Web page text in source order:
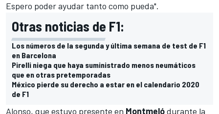
Espero poder ayudar tanto como pueda".
Otras noticias de F1:
Los números de la segunda y última semana de test de F1
en Barcelona
Pirelli niega que haya suministrado menos neumáticos
que en otras pretemporadas
México pierde su derecho a estar en el calendario 2020
de F1
Alonso, que estuvo presente en Montmelódurante la